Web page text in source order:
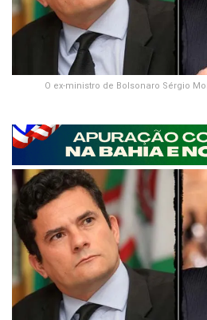
O ex-ministro de Bolsonaro Sérgio